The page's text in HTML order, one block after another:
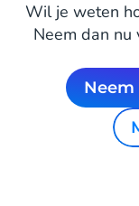
Wil je weten
Neem dan nu